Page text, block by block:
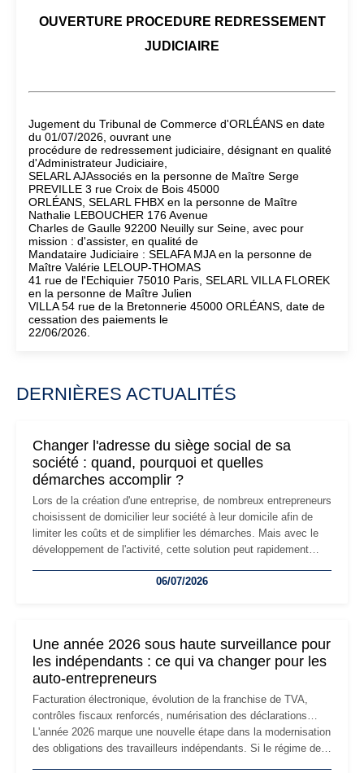
OUVERTURE PROCEDURE REDRESSEMENT
JUDICIAIRE
Jugement du Tribunal de Commerce d'ORLÉANS en date
du 01/07/2026, ouvrant une
procédure de redressement judiciaire, désignant en qualité
d'Administrateur Judiciaire,
SELARL AJAssociés en la personne de Maître Serge
PREVILLE 3 rue Croix de Bois 45000
ORLÉANS, SELARL FHBX en la personne de Maître
Nathalie LEBOUCHER 176 Avenue
Charles de Gaulle 92200 Neuilly sur Seine, avec pour
mission : d'assister, en qualité de
Mandataire Judiciaire : SELAFA MJA en la personne de
Maître Valérie LELOUP-THOMAS
41 rue de l'Echiquier 75010 Paris, SELARL VILLA FLOREK
en la personne de Maître Julien
VILLA 54 rue de la Bretonnerie 45000 ORLÉANS, date de
cessation des paiements le
22/06/2026.
DERNIÈRES ACTUALITÉS
Changer l'adresse du siège social de sa
société : quand, pourquoi et quelles
démarches accomplir ?
Lors de la création d'une entreprise, de nombreux entrepreneurs
choisissent de domicilier leur société à leur domicile afin de
limiter les coûts et de simplifier les démarches. Mais avec le
développement de l'activité, cette solution peut rapidement
professionnels, recrutement, image de marque… Le
06/07/2026
Une année 2026 sous haute surveillance pour
les indépendants : ce qui va changer pour les
auto-entrepreneurs
Facturation électronique, évolution de la franchise de TVA,
contrôles fiscaux renforcés, numérisation des déclarations…
L'année 2026 marque une nouvelle étape dans la modernisation
des obligations des travailleurs indépendants. Si le régime de